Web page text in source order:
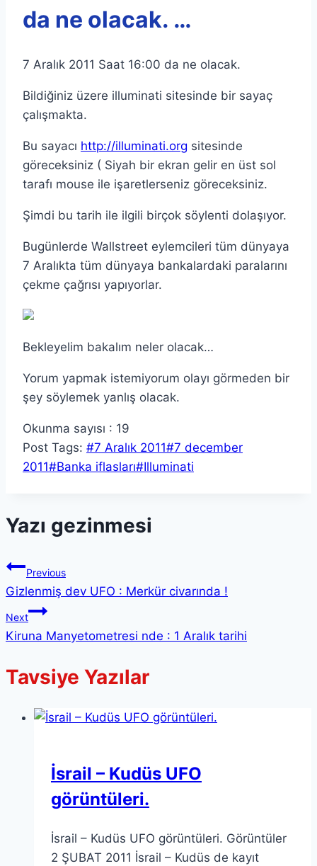
da ne olacak. …
7 Aralık 2011 Saat 16:00 da ne olacak.
Bildiğiniz üzere illuminati sitesinde bir sayaç
çalışmakta.
Bu sayacı http://illuminati.org sitesinde
göreceksiniz ( Siyah bir ekran gelir en üst sol
tarafı mouse ile işaretlerseniz göreceksiniz.
Şimdi bu tarih ile ilgili birçok söylenti dolaşıyor.
Bugünlerde Wallstreet eylemcileri tüm dünyaya
7 Aralıkta tüm dünyaya bankalardaki paralarını
çekme çağrısı yapıyorlar.
Bekleyelim bakalım neler olacak…
Yorum yapmak istemiyorum olayı görmeden bir
şey söylemek yanlış olacak.
Okunma sayısı : 19
Post Tags: #7 Aralık 2011#7 december
2011#Banka iflasları#Illuminati
Yazı gezinmesi
Previous
Gizlenmiş dev UFO : Merkür civarında !
Next
Kiruna Manyetometresi nde : 1 Aralık tarihi
Tavsiye Yazılar
İsrail – Kudüs UFO
görüntüleri.
İsrail – Kudüs UFO görüntüleri. Görüntüler
2 ŞUBAT 2011 İsrail – Kudüs de kayıt